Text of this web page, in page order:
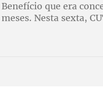
Benefício que era
meses. Nesta sexta,